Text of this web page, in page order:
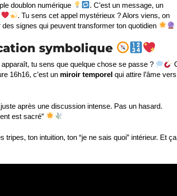
doublon numérique
. C’est un message, un
. Tu sens cet appel mystérieux ? Alors viens, on
signes qui peuvent transformer ton quotidien
symbolique
tu sens que quelque chose se passe ?
16h16, c’est un miroir temporel qui attire l’âme vers
après une discussion intense. Pas un hasard.
est sacré”
tripes, ton intuition, ton “je ne sais quoi” intérieur. Et